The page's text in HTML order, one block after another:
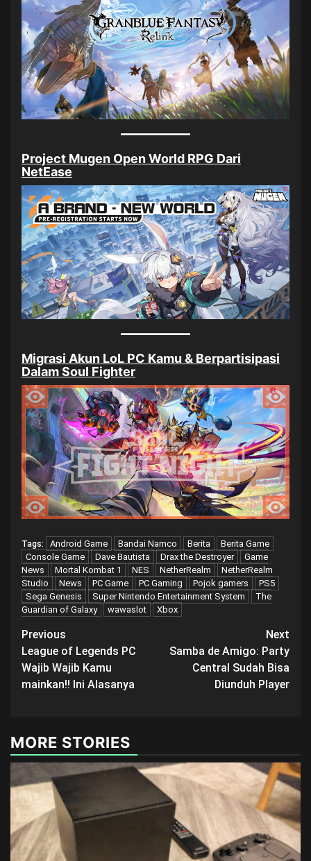
Project Mugen Open World RPG Dari
NetEase
Migrasi Akun LoL PC Kamu & Berpartisipasi
Dalam Soul Fighter
Tags: Android Game Bandai Namco Berita
Berita Game
Console Game
Dave Bautista Drax the Destroyer
Game
News
Mortal Kombat 1 NES NetherRealm
NetherRealm
Studio
News PC Game PC Gaming Pojok gamers
PS5
Sega Genesis
Super Nintendo Entertainment System
The
Guardian of Galaxy
wawaslot Xbox
Post
navigation
Previous
League of Legends PC
Wajib Wajib Kamu
mainkan!! Ini Alasanya
Next
Samba de Amigo: Party
Central Sudah Bisa
Diunduh Player
MORE STORIES